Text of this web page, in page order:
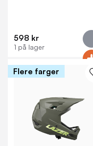
598 kr
1 på lager
Flere farger